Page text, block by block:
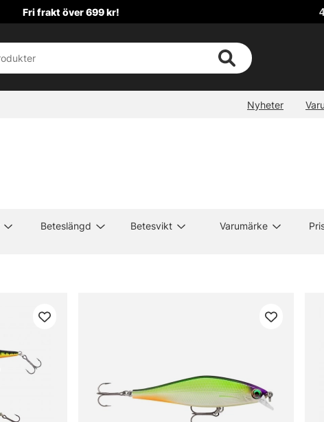
Fri frakt över 699 kr!
Nyheter
Beteslängd Betesvikt Varumärke